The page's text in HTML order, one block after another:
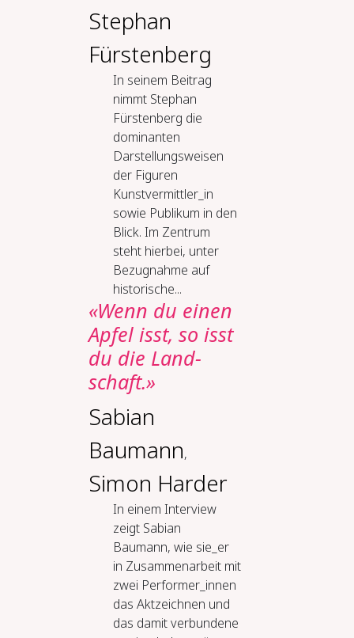
Stephan
Fürstenberg
In seinem Beitrag
nimmt Stephan
Fürstenberg die
dominanten
Darstellungsweisen
der Figuren
Kunstvermittler_in
sowie Publikum in den
Blick. Im Zentrum
steht hierbei, unter
Bezugnahme auf
historische...
«Wenn du ei­nen
Ap­fel isst, so isst
du die Land­
schaft.»
Sabian
Baumann,
Simon Harder
In einem Interview
zeigt Sabian
Baumann, wie sie_er
in Zusammenarbeit mit
zwei Performer_innen
das Aktzeichnen und
das damit verbundene